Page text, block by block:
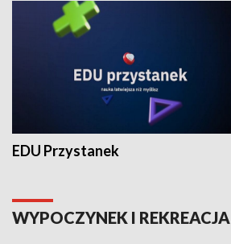
EDU Przystanek
WYPOCZYNEK I REKREACJA